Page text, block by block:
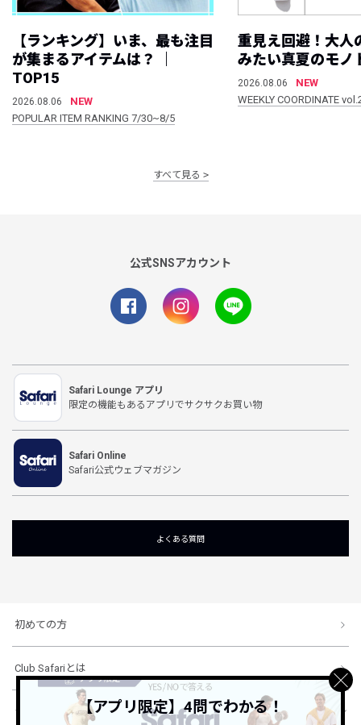
【ランキング】いま、最も注目
が集まるアイテムは？ ｜
TOP15
2026.08.06
NEW
POPULAR ITEM RANKING 7/30~8/5
重見え回避！大人
みたい真夏のモノ
2026.08.06
NEW
WEEKLY COORDINATE
すべて見る
公式SNSアカウント
Safari Lounge アプリ
限定の機能もあるアプリでサクサクお買い物
Safari Online
Safari公式ウェブマガジン
よくある質問
初めての方
Club Safariとは
ショッピングガイド【アプリ限定】4問でわかる！